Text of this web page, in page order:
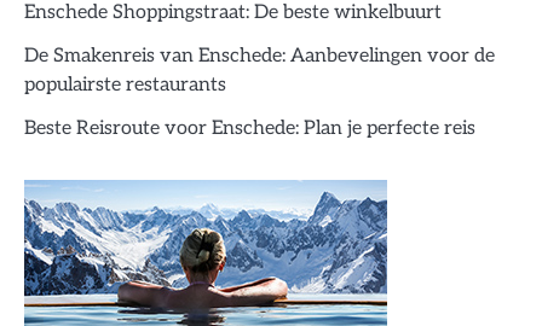
Enschede Shoppingstraat: De beste winkelbuurt
De Smakenreis van Enschede: Aanbevelingen voor de
populairste restaurants
Beste Reisroute voor Enschede: Plan je perfecte reis